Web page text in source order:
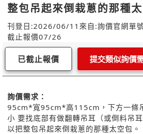
整包吊起來倒栽蔥的那種太
刊登日:2026/06/11 來自:詢價官網單
截止報價07/26
已截止報價 提交類似詢價
詢價需求：
95cm*寬95cm*高115cm，下方一條
小 要找底部有做翻轉吊耳（或倒料吊
以把整包吊起來倒栽蔥的那種太空包。